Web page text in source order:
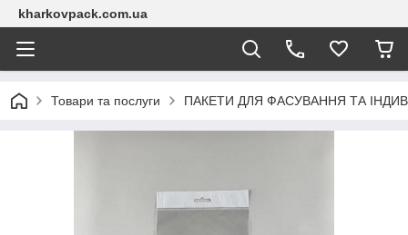
kharkovpack.com.ua
Товари та послуги ПАКЕТИ ДЛЯ ФАСУВАННЯ ТА